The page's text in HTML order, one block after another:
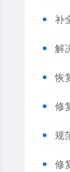
补
解
恢
修
规
修